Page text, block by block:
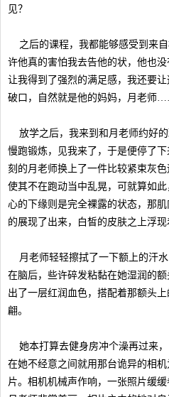
见？
之后的课程，我都能够感受到来
许他真的害怕我去告他的状，他也
让我得到了强烈的满足感，我还要
破口，自然就是他的妈妈，月老师
放学之后，我来到和月老师约好
慢跑锻炼，见我来了，于是便停了
刻的月老师换上了一件比较紧束灰
使其不在跑动当中乱晃，可就算如
心的下缘则是完全裸露的状态，那
的展现了出来，白皙的皮肤之上浮现
月老师轻轻擦拭了一下额上的汗
在脑后，些许碎发粘黏在她湿润的
出了一层红润血色，搭配着那额头
翩。
她本打算去健身房冲个澡再过来
在她不经意之间就用那台诡异的相
片。相机机械声作响，一张照片缓